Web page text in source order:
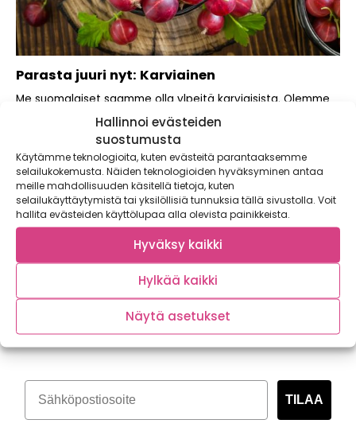
Hallinnoi evästeiden
suostumusta
Käytämme teknologioita, kuten evästeitä parantaaksemme
selailukokemusta. Näiden teknologioiden hyväksyminen antaa
meille mahdollisuuden käsitellä tietoja, kuten
selailukäyttäytymistä tai yksilöllisiä tunnuksia tällä sivustolla. Voit
hallita evästeiden käyttölupaa alla olevista painikkeista.
Hyväksy kaikki
Hylkää kaikki
Näytä asetukset
Parasta juuri nyt: Karviainen
Me suomalaiset saamme olla ylpeitä karviaisista. Olemme
nimittäin onnistuneet kehittämään erittäin kestäviä ja
helppohoitoisia...
Tilaa kasvispitoinen uutiskirje
TILAA